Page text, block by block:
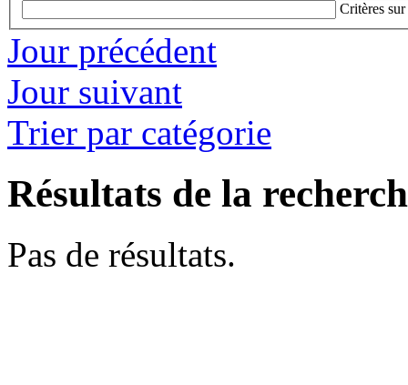
Critères sur
Jour précédent
Jour suivant
Trier par catégorie
Résultats de la
Pas de résultats.